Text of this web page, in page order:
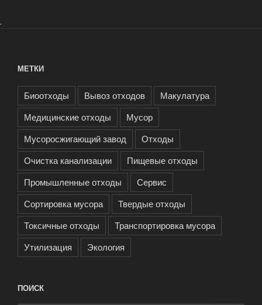
.
МЕТКИ
Биоотходы Вывоз отходов
Макулатура
Медицинские отходы
Мусор
Мусоросжигающий завод
Отходы
Очистка канализации
Пищевые отходы
Промышленные отходы
Сервис
Сортировка мусора
Твердые отходы
Токсичные отходы
Транспортировка мусора
Утилизация
Экология
ПОИСК